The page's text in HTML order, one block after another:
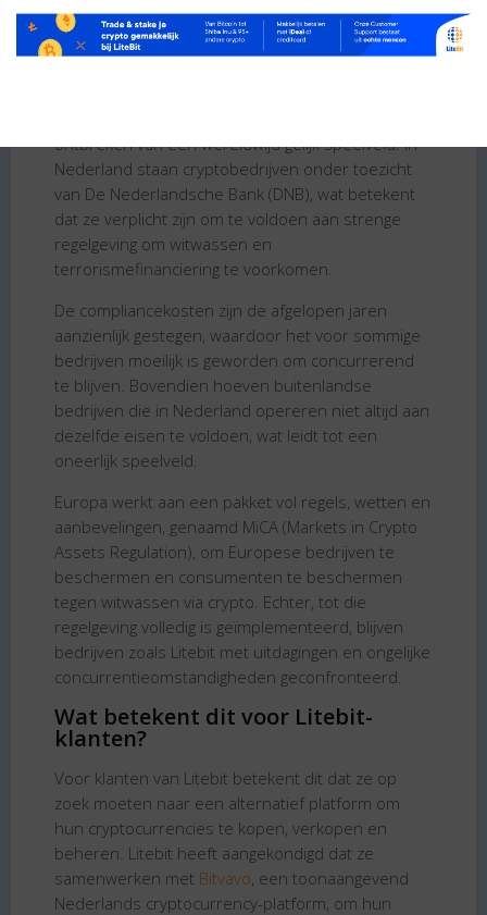
Waarom stopt Litebit?
ontbreken van een wereldwijd gelijk speelveld. In
Nederland staan cryptobedrijven onder toezicht
van De Nederlandsche Bank (DNB), wat betekent
dat ze verplicht zijn om te voldoen aan strenge
regelgeving om witwassen en
terrorismefinanciering te voorkomen.
De compliancekosten zijn de afgelopen jaren
aanzienlijk gestegen, waardoor het voor sommige
bedrijven moeilijk is geworden om concurrerend
te blijven. Bovendien hoeven buitenlandse
bedrijven die in Nederland opereren niet altijd aan
dezelfde eisen te voldoen, wat leidt tot een
oneerlijk speelveld.
Europa werkt aan een pakket vol regels, wetten en
aanbevelingen, genaamd MiCA (Markets in Crypto
Assets Regulation), om Europese bedrijven te
beschermen en consumenten te beschermen
tegen witwassen via crypto. Echter, tot die
regelgeving volledig is geïmplementeerd, blijven
bedrijven zoals Litebit met uitdagingen en ongelijke
concurrentieomstandigheden geconfronteerd.
Wat betekent dit voor Litebit-
klanten?
Voor klanten van Litebit betekent dit dat ze op
zoek moeten naar een alternatief platform om
hun cryptocurrencies te kopen, verkopen en
beheren. Litebit heeft aangekondigd dat ze
samenwerken met Bitvavo, een toonaangevend
Nederlands cryptocurrency-platform, om hun